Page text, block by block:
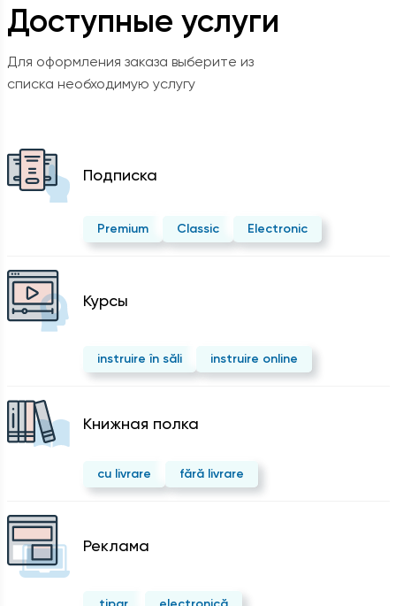
Доступные услуги
Для оформления заказа выберите из
списка необходимую услугу
Подписка
Premium Classic Electronic
Курсы
instruire în săli instruire online
Kнижная полка
cu livrare fără livrare
Реклама